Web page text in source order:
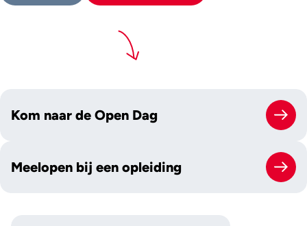
Kom naar de Open Dag
Meelopen bij een opleiding